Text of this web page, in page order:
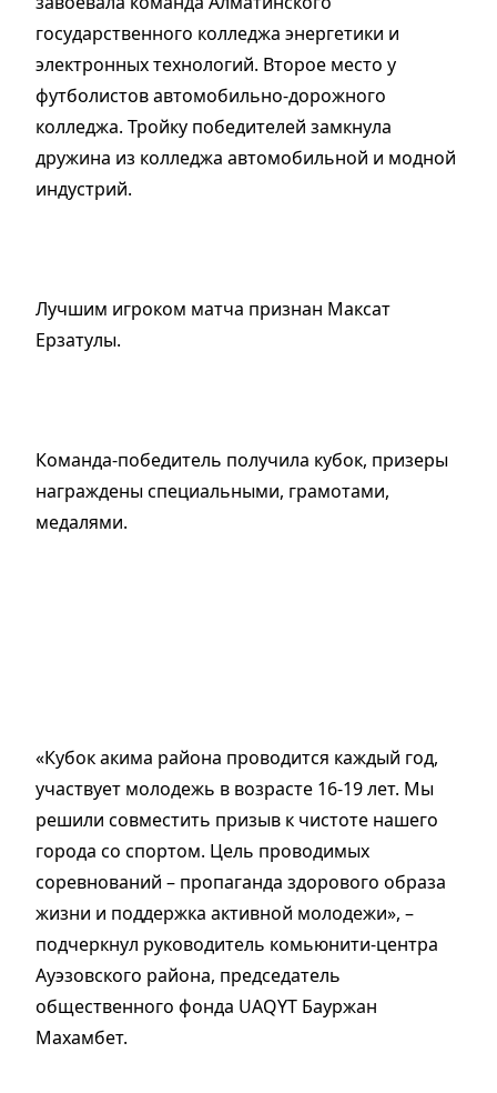
государственного колледжа энергетики и
электронных технологий. Второе место у
футболистов автомобильно-дорожного
колледжа. Тройку победителей замкнула
дружина из колледжа автомобильной и модной
индустрий.
Лучшим игроком матча признан Максат
Ерзатулы.
Команда-победитель получила кубок, призеры
награждены специальными, грамотами,
медалями.
«Кубок акима района проводится каждый год,
участвует молодежь в возрасте 16-19 лет. Мы
решили совместить призыв к чистоте нашего
города со спортом. Цель проводимых
соревнований – пропаганда здорового образа
жизни и поддержка активной молодежи», –
подчеркнул руководитель комьюнити-центра
Ауэзовского района, председатель
общественного фонда UAQYT Бауржан
Махамбет.